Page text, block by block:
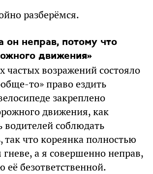
разберёмся.
он неправ, потому что
движения»
частых возражений состояло
то» право ездить
закреплено
движения, как
водителей соблюдать
так что кореянка полностью
гневе, а я совершенно неправ,
её безответственной.